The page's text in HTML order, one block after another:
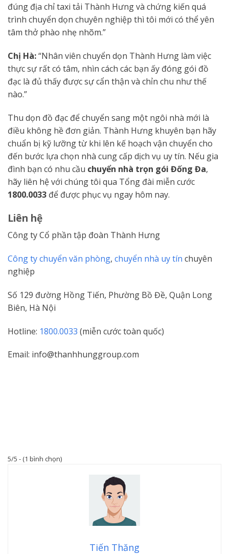
đúng địa chỉ taxi tải Thành Hưng và chứng kiến quá
trình chuyển dọn chuyên nghiệp thì tôi mới có thể yên
tâm thở phào nhẹ nhõm.”
Chị Hà:“Nhân viên chuyển dọn Thành Hưng làm việc
thực sự rất có tâm, nhìn cách các bạn ấy đóng gói đồ
đạc là đủ thấy được sự cẩn thận và chỉn chu như thế
nào.”
Thu dọn đồ đạc để chuyển sang một ngôi nhà mới là
điều không hề đơn giản. Thành Hưng khuyên bạn hãy
chuẩn bị kỹ lưỡng từ khi lên kế hoạch vận chuyển cho
đến bước lựa chọn nhà cung cấp dịch vụ uy tín. Nếu gia
đình bạn có nhu cầu chuyển nhà trọn gói Đống Đa,
hãy liên hệ với chúng tôi qua Tổng đài miễn cước
1800.0033 để được phục vụ ngay hôm nay.
Liên hệ
Công ty Cổ phần tập đoàn Thành Hưng
Công ty chuyển văn phòng, chuyển nhà uy tín chuyên
nghiệp
Số 129 đường Hồng Tiến, Phường Bồ Đề, Quận Long
Biên, Hà Nội
Hotline: 1800.0033 (miễn cước toàn quốc)
Email: info@thanhhunggroup.com
5/5 - (1 bình chọn)
Tiến Thăng